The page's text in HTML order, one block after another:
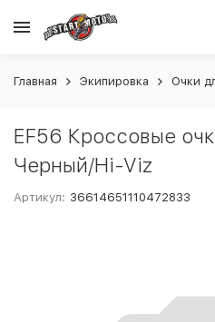
Главная Экипировка Очки
EF56 Кроссовые
Черный/Hi-Viz
Артикул: 36614651110472833